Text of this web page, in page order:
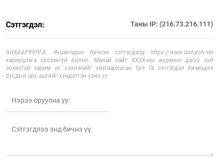
Сэтгэгдэл: Таны IP: (216.73.216.111)
АНХААРУУЛГА: Уншигчдын бичсэн сэтгэгдэлд https://www.ulsturch.mn
хариуцлага хүлээхгүй болно. Манай сайт ХХЗХ-ны журмын дагуу зүй
зохисгүй зарим үг, хэллэгийг хязгаарласан тул Та сэтгэгдэл бичихдээ
бусдын эрх ашгийг хүндэтгэн үзнэ үү.